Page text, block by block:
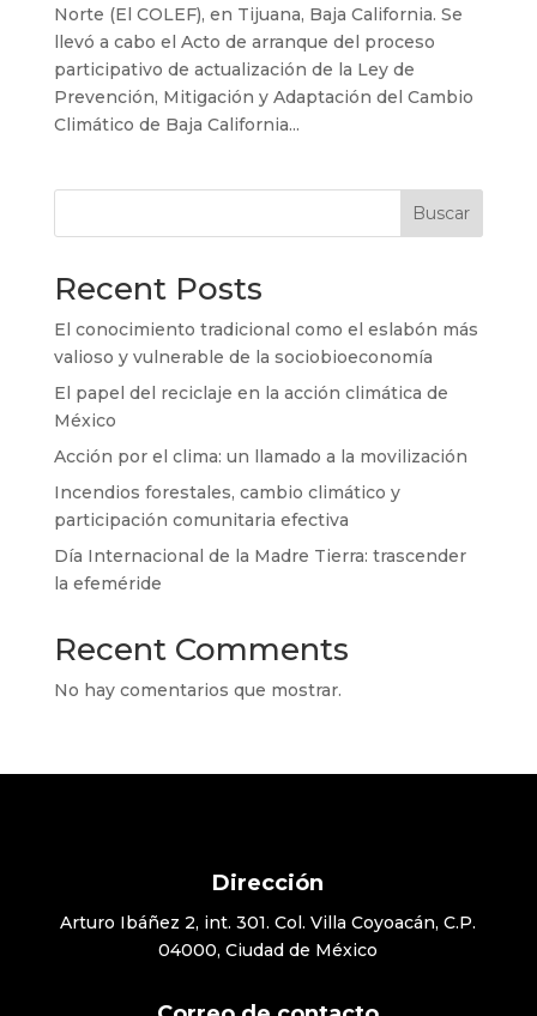
Norte (El COLEF), en Tijuana, Baja California. Se
llevó a cabo el Acto de arranque del proceso
participativo de actualización de la Ley de
Prevención, Mitigación y Adaptación del Cambio
Climático de Baja California...
Buscar
Recent Posts
El conocimiento tradicional como el eslabón más
valioso y vulnerable de la sociobioeconomía
El papel del reciclaje en la acción climática de
México
Acción por el clima: un llamado a la movilización
Incendios forestales, cambio climático y
participación comunitaria efectiva
Día Internacional de la Madre Tierra: trascender
la efeméride
Recent Comments
No hay comentarios que mostrar.
Dirección
Arturo Ibáñez 2, int. 301. Col. Villa Coyoacán, C.P.
04000, Ciudad de México